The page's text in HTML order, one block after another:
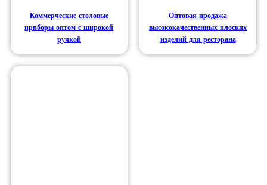
Коммерческие столовые
приборы оптом с широкой
ручкой
Оптовая продажа
высококачественных плоских
изделий для ресторана